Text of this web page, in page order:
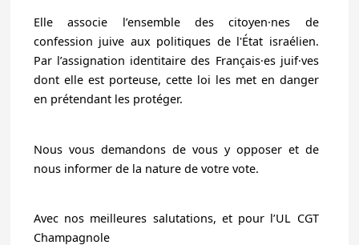
Elle associe l’ensemble des citoyen·nes de
confession juive aux politiques de l'État israélien.
Par l’assignation identitaire des Français·es juif·ves
dont elle est porteuse, cette loi les met en danger
en prétendant les protéger.
Nous vous demandons de vous y opposer et de
nous informer de la nature de votre vote.
Avec nos meilleures salutations, et pour l’UL CGT
Champagnole